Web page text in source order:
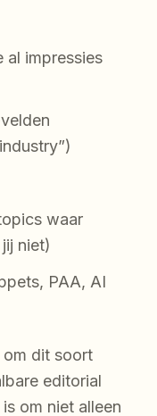
al impressies
waar
niet)
PAA, AI
om dit soort
editorial
om niet alleen